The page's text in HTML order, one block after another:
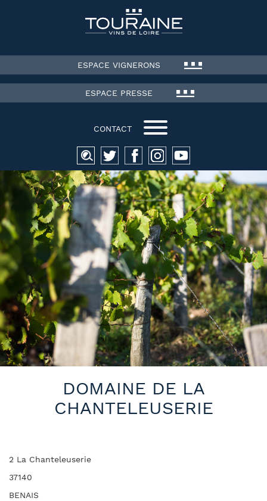
ESPACE VIGNERONS
ESPACE PRESSE
CONTACT
Recherche
pour :
DOMAINE DE LA
CHANTELEUSERIE
2 La Chanteleuserie
37140
BENAIS